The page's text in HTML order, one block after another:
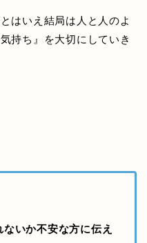
はいえ結局は人と人のよ
持ち』を大切にしていき
ないか不安な方に伝え